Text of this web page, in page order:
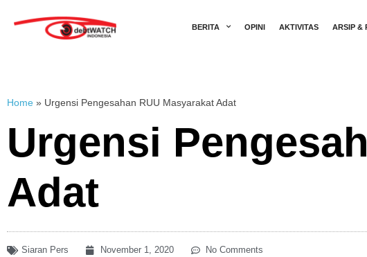
BERITA OPINI AKTIVITAS ARSIP &
Home » Urgensi Pengesahan RUU Masyarakat Adat
Urgensi
Adat
Siaran Pers November 1, 2020 No Comments